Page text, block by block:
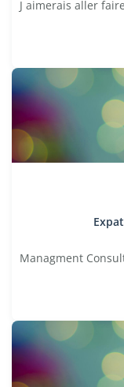
J aimerais aller
Managment